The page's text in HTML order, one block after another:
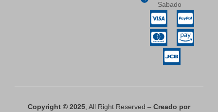
Sabado
Copyright © 2025, All Right Reserved – Creado por